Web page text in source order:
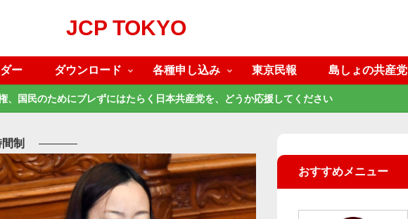
JCP TOKYO
ー ダウンロード 各種申し込み 東京民報 島しょの共産党
、国民のためにブレずにはたらく日本共産党を、どうか応援してください
制
おすすめメニュー